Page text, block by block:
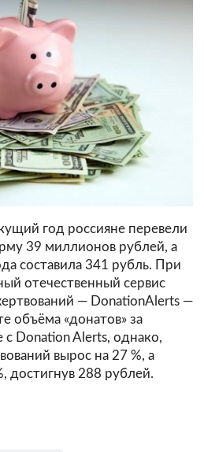
год россияне перевели
39 миллионов рублей, а
составила 341 рубль. При
отечественный сервис
— DonationAlerts —
объёма «донатов» за
Donation Alerts, однако,
вырос на 27 %, а
достигнув 288 рублей.